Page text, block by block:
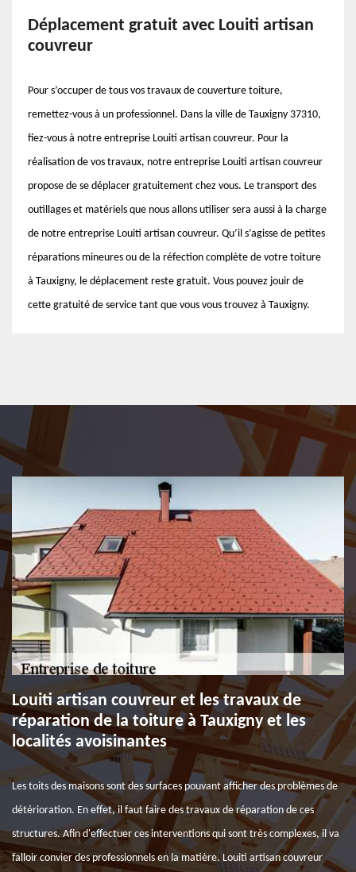
Déplacement gratuit avec Louiti artisan
couvreur
Pour s’occuper de tous vos travaux de couverture toiture,
remettez-vous à un professionnel. Dans la ville de Tauxigny 37310,
fiez-vous à notre entreprise Louiti artisan couvreur. Pour la
réalisation de vos travaux, notre entreprise Louiti artisan couvreur
propose de se déplacer gratuitement chez vous. Le transport des
outillages et matériels que nous allons utiliser sera aussi à la charge
de notre entreprise Louiti artisan couvreur. Qu’il s’agisse de petites
réparations mineures ou de la réfection complète de votre toiture
à Tauxigny, le déplacement reste gratuit. Vous pouvez jouir de
cette gratuité de service tant que vous vous trouvez à Tauxigny.
Louiti artisan couvreur et les travaux de
réparation de la toiture à Tauxigny et les
localités avoisinantes
Les toits des maisons sont des surfaces pouvant afficher des problèmes de
détérioration. En effet, il faut faire des travaux de réparation de ces
structures. Afin d'effectuer ces interventions qui sont très complexes, il va
falloir convier des professionnels en la matière. Louiti artisan couvreur